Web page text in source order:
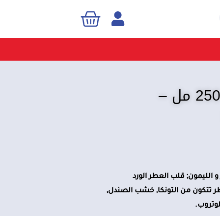
Cart
معطر سينسوال انتينس 250 مل –
الليمون; قلب العطر الورد
تتكون من التونكا, خشب الصندل,